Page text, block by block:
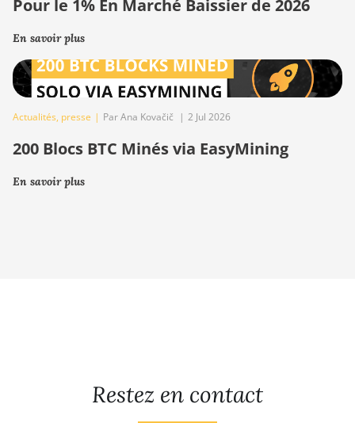
Pour le 1% En Marché Baissier de 2026
En savoir plus
Actualités, presse | Par Ana Kovačič | 2 Jul 2026
200 Blocs BTC Minés via EasyMining
En savoir plus
Restez en contact